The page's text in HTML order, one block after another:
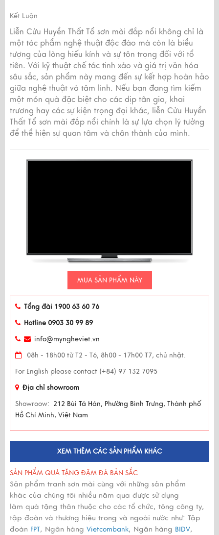
Kết Luận
Liễn Cửu Huyền Thất Tổ sơn mài đắp nổi không chỉ là
một tác phẩm nghệ thuật độc đáo mà còn là biểu
tượng của lòng hiếu kính và sự tôn trọng đối với tổ
tiên. Với kỹ thuật chế tác tinh xảo và giá trị văn hóa
sâu sắc, sản phẩm này mang đến sự kết hợp hoàn hảo
giữa nghệ thuật và tâm linh. Nếu bạn đang tìm kiếm
một món quà đặc biệt cho các dịp tân gia, khai
trương hay các sự kiện trọng đại khác, liễn Cửu Huyền
Thất Tổ sơn mài đắp nổi chính là sự lựa chọn lý tưởng
để thể hiện sự quan tâm và chân thành của mình.
MUA SẢN PHẨM NÀY
Tổng đài 1900 63 60 76
Hotline 0903 30 99 89
info@myngheviet.vn
08h - 18h00 từ T2 - T6, 8h00 - 17h00 T7, chủ nhật.
For English please contact (+84) 97 132 7095
Địa chỉ showroom
Showroow: 212 Bùi Tá Hán, Phường Bình Trưng, Thành phố
Hồ Chí Minh, Việt Nam
XEM THÊM CÁC SẢN PHẨM KHÁC
SẢN PHẨM QUÀ TẶNG ĐẬM ĐÀ BẢN SẮC
Sản phẩm tranh sơn mài cùng với những sản phẩm
khác của chúng tôi nhiều năm qua được sử dụng
làm quà tặng thân thuộc cho các tổ chức, tông công ty,
tập đoàn và thương hiệu trong và ngoài nước như: Tập
đoàn FPT, Ngân hàng Vietcombank, Ngân hàng BIDV,